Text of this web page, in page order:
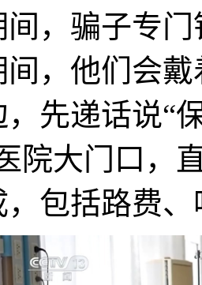
间，骗子专
，他们会
先递话说“
院大门口，
包括路费